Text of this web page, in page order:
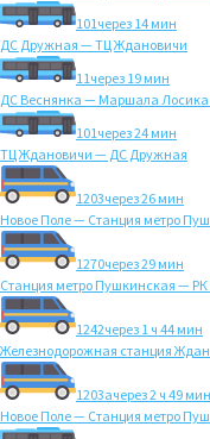
101через 14 мин
ДС Дружная — ТЦ Ждановичи
11через 19 мин
ДС Веснянка — Маршала
101через 24 мин
ТЦ Ждановичи — ДС Дружная
1203через 26 мин
Новое Поле — Станция метро
1270через 29 мин
Станция метро Пушкинская — РК
1242через 1 ч 44 мин
Железнодорожная станция
1203ачерез 2 ч 49 мин
Новое Поле — Станция метро